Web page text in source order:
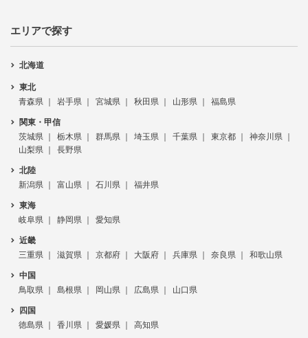
エリアで探す
北海道
東北
青森県
岩手県 宮城県 秋田県 山形県 福島県
関東・甲信
茨城県
栃木県 群馬県 埼玉県 千葉県 東京都
神奈川県
山梨県
長野県
北陸
新潟県
富山県 石川県 福井県
東海
岐阜県
静岡県 愛知県
近畿
三重県
滋賀県 京都府 大阪府 兵庫県 奈良県 和歌山県
中国
鳥取県
島根県 岡山県 広島県 山口県
四国
徳島県
香川県 愛媛県 高知県